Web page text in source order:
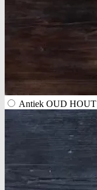
Antiek OUD HOUT